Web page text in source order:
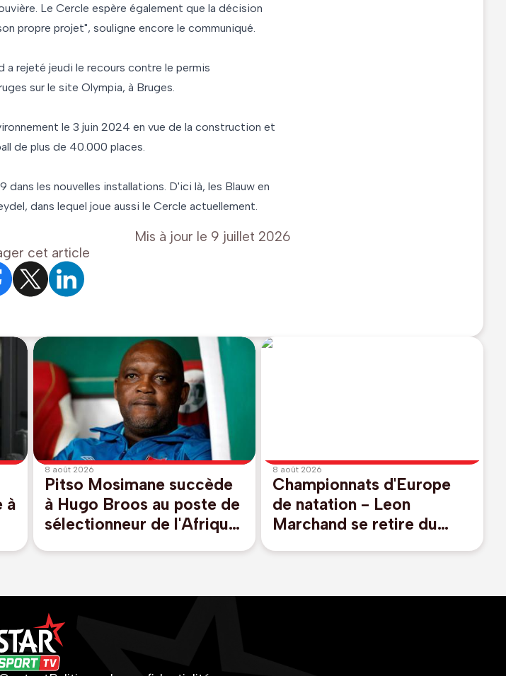
Le Cercle espère également que la décision
propre projet", souligne encore le communiqué.
a rejeté jeudi le recours contre le permis
sur le site Olympia, à Bruges.
le 3 juin 2024 en vue de la construction et
de plus de 40.000 places.
les nouvelles installations. D'ici là, les Blauw en
dans lequel joue aussi le Cercle actuellement.
Mis à jour le 9 juillet 2026
cet article
à
8 août 2026
Pitso Mosimane succède
à Hugo Broos au poste de
sélectionneur de l'Afrique
8 août 2026
Championnats d'Europe
de natation - Leon
Marchand se retire du